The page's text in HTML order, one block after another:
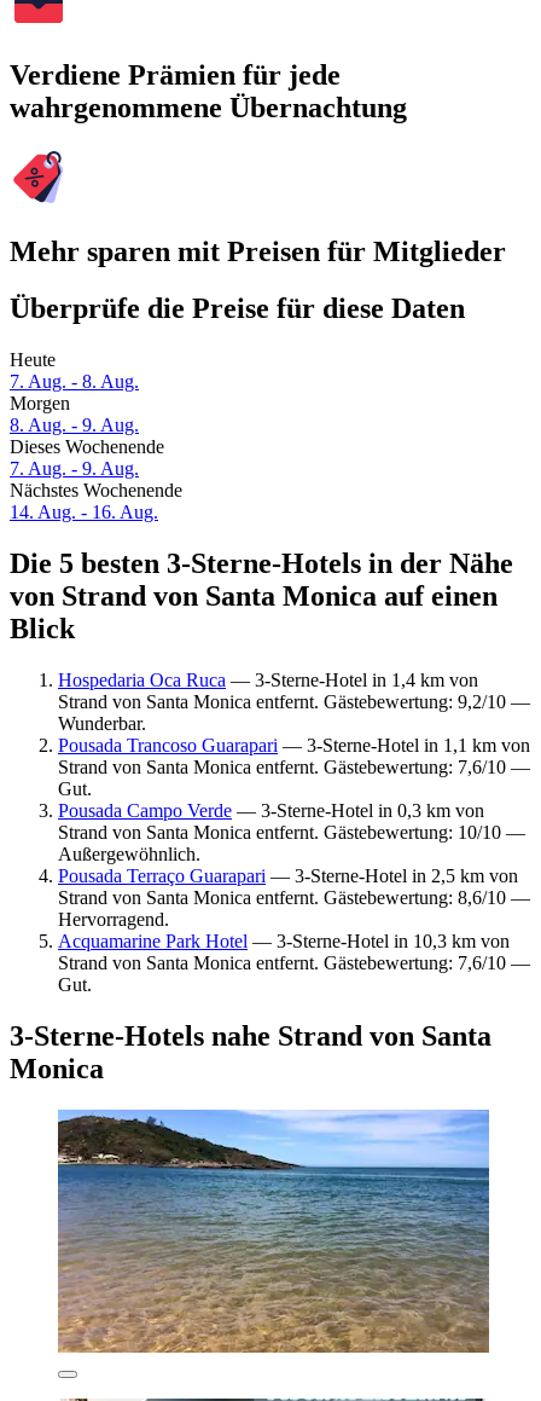
Verdiene Prämien für jede
wahrgenommene Übernachtung
Mehr sparen mit Preisen für Mitglieder
Überprüfe die Preise für diese Daten
Heute
7. Aug. - 8. Aug.
Morgen
8. Aug. - 9. Aug.
Dieses Wochenende
7. Aug. - 9. Aug.
Nächstes Wochenende
14. Aug. - 16. Aug.
Die 5 besten 3-Sterne-Hotels in der Nähe
von Strand von Santa Monica auf einen
Blick
Hospedaria Oca Ruca — 3-Sterne-Hotel in 1,4 km von
Strand von Santa Monica entfernt. Gästebewertung: 9,2/10 —
Wunderbar.
Pousada Trancoso Guarapari — 3-Sterne-Hotel in 1,1 km von
Strand von Santa Monica entfernt. Gästebewertung: 7,6/10 —
Gut.
Pousada Campo Verde — 3-Sterne-Hotel in 0,3 km von
Strand von Santa Monica entfernt. Gästebewertung: 10/10 —
Außergewöhnlich.
Pousada Terraço Guarapari — 3-Sterne-Hotel in 2,5 km von
Strand von Santa Monica entfernt. Gästebewertung: 8,6/10 —
Hervorragend.
Acquamarine Park Hotel — 3-Sterne-Hotel in 10,3 km von
Strand von Santa Monica entfernt. Gästebewertung: 7,6/10 —
Gut.
3-Sterne-Hotels nahe Strand von Santa
Monica